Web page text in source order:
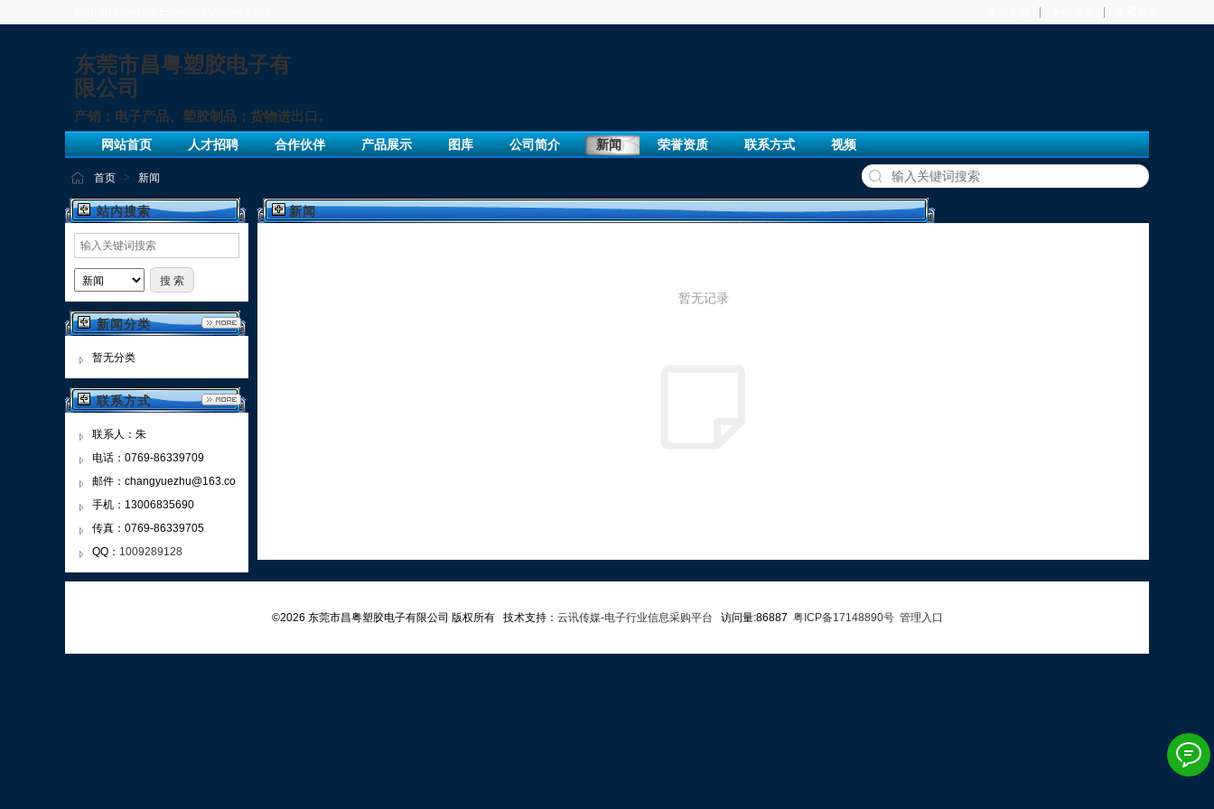
东莞市昌粤塑胶电子有
限公司
产销：电子产品、塑胶制品；货物进出口。
网站首页 人才招聘 合作伙伴 产品展示 图库 公司简介 新闻 荣誉资质 联系方式 视频
首页 > 新闻
站内搜索
新闻分类
暂无分类
联系方式
联系人：朱
电话：0769-86339709
邮件：changyuezhu@163.co
m
手机：13006835690
传真：0769-86339705
QQ： 1009289128
新闻
暂无记录
©2026 东莞市昌粤塑胶电子有限公司 版权所有 技术支持： 云讯传媒-电子行业信息采购平台 访问量:86887 粤ICP备17148890号 管理入口